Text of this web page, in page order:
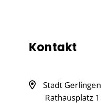
Kontakt
Stadt Gerlingen
Rathausplatz 1